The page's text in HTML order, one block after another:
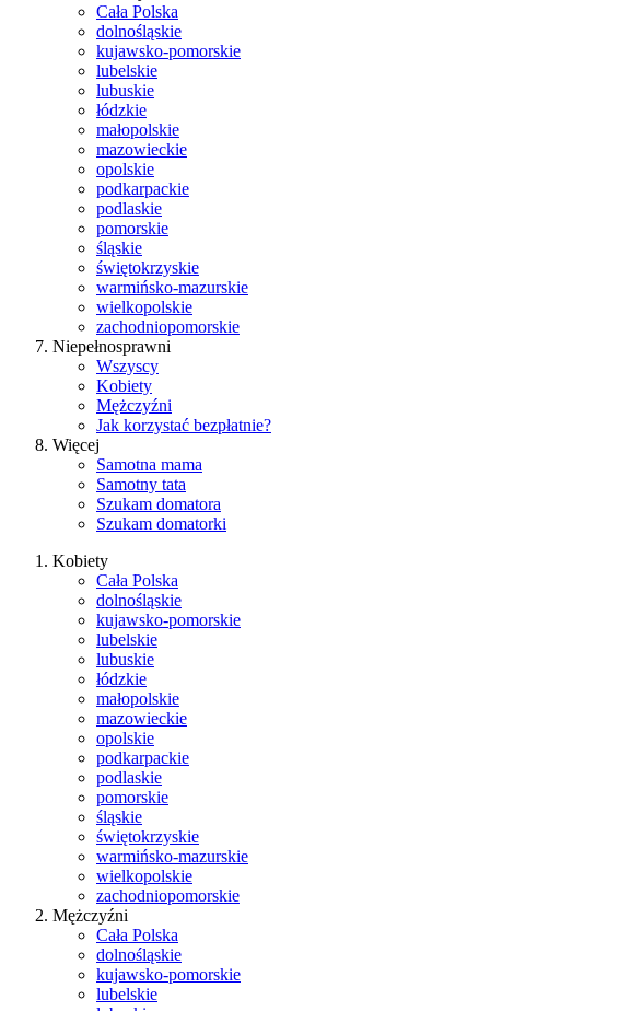
Cała Polska
dolnośląskie
kujawsko-pomorskie
lubelskie
lubuskie
łódzkie
małopolskie
mazowieckie
opolskie
podkarpackie
podlaskie
pomorskie
śląskie
świętokrzyskie
warmińsko-mazurskie
wielkopolskie
zachodniopomorskie
Niepełnosprawni
Wszyscy
Kobiety
Mężczyźni
Jak korzystać bezpłatnie?
Więcej
Samotna mama
Samotny tata
Szukam domatora
Szukam domatorki
Kobiety
Cała Polska
dolnośląskie
kujawsko-pomorskie
lubelskie
lubuskie
łódzkie
małopolskie
mazowieckie
opolskie
podkarpackie
podlaskie
pomorskie
śląskie
świętokrzyskie
warmińsko-mazurskie
wielkopolskie
zachodniopomorskie
Mężczyźni
Cała Polska
dolnośląskie
kujawsko-pomorskie
lubelskie